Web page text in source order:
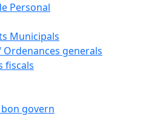
Personal
Municipals
generals
fiscals
govern